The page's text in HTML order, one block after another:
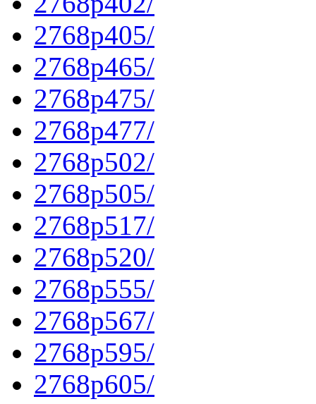
2768p405/
2768p465/
2768p475/
2768p477/
2768p502/
2768p505/
2768p517/
2768p520/
2768p555/
2768p567/
2768p595/
2768p605/